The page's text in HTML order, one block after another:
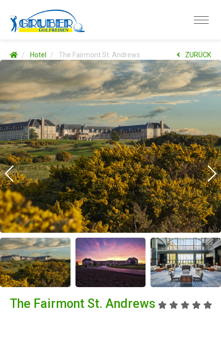
Hotel The Fairmont St. Andrews ZURÜCK
The Fairmont St. Andrews